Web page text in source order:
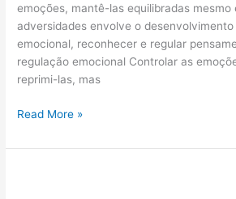
emoções, mantê-las equilibradas mesmo
adversidades envolve o
emocional, reconhecer e regular
regulação emocional Controlar as
reprimi-las, mas
a
dia
Read More »